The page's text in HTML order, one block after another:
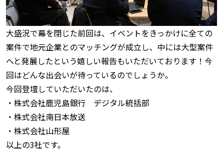
大盛況で幕を閉じた前回は、イベントをきっかけに全ての
案件で地元企業とのマッチングが成立し、中には大型案件
へと発展したという嬉しい報告もいただいております！今
回はどんな出会いが待っているのでしょうか。
今回登壇していただいたのは、
・株式会社鹿児島銀行 デジタル統括部
・株式会社南日本放送
・株式会社山形屋
以上の3社です。